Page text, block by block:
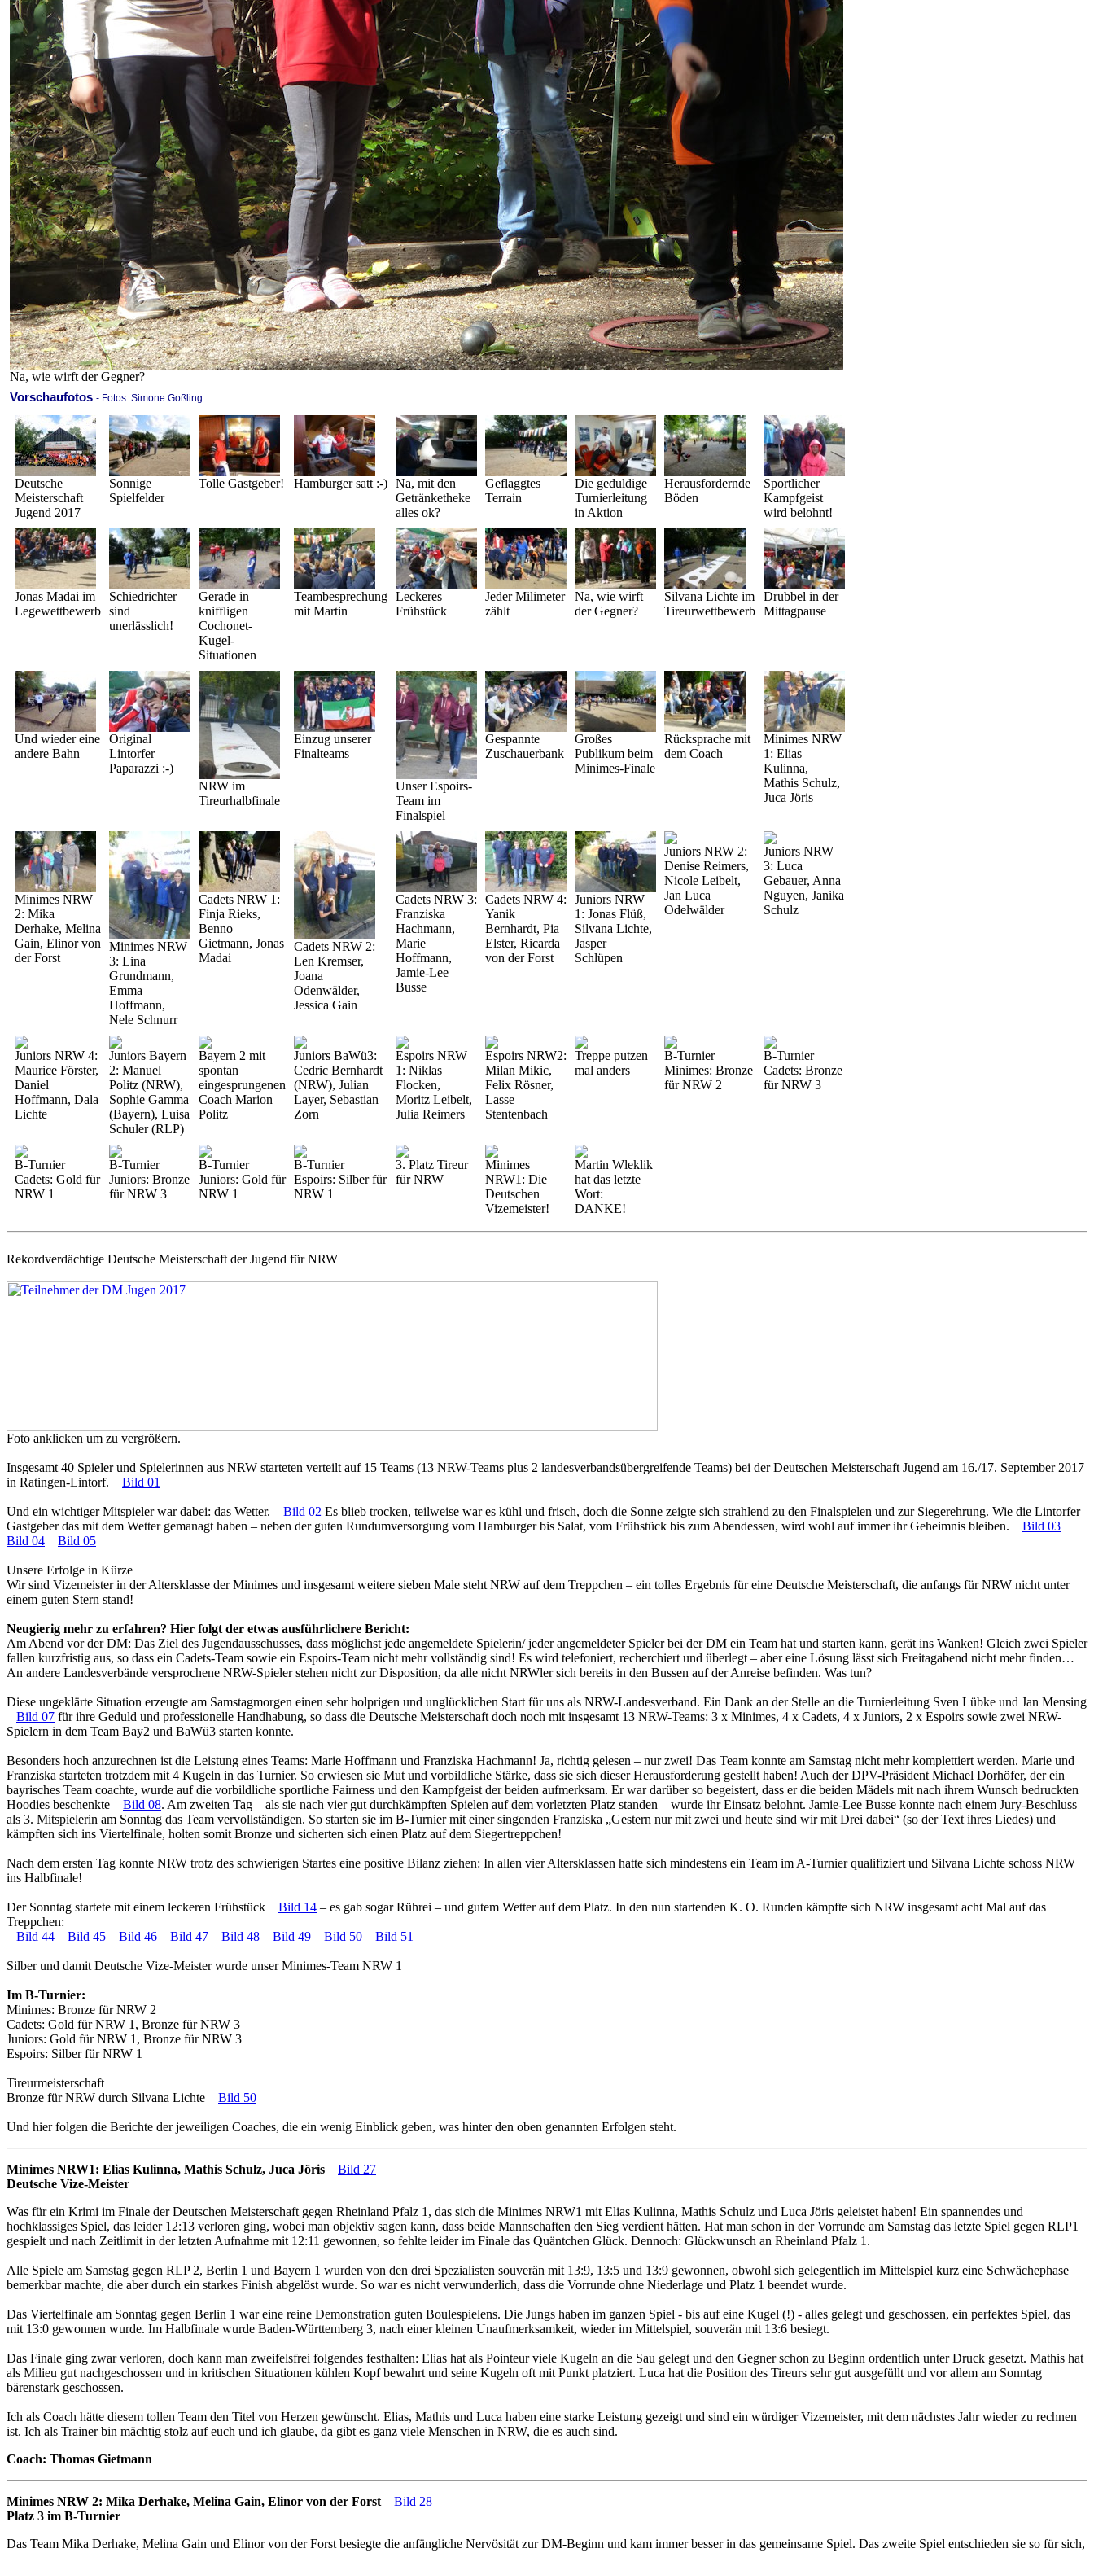
Na, wie wirft der Gegner?
Vorschaufotos - Fotos: Simone Goßling
Deutsche
Meisterschaft
Jugend 2017
Sonnige
Spielfelder
Tolle Gastgeber! Hamburger satt :-) Na, mit den
Getränketheke
alles ok?
Geflaggtes
Terrain
Die geduldige
Turnierleitung
in Aktion
Herausfordernde
Böden
Sportlicher
Kampfgeist
wird belohnt!
Jonas Madai im
Legewettbewerb
Schiedrichter
sind
unerlässlich!
Gerade in
kniffligen
Cochonet-
Kugel-
Situationen
Teambesprechung
mit Martin
Leckeres
Frühstück
Jeder Milimeter
zählt
Na, wie wirft
der Gegner?
Silvana Lichte im
Tireurwettbewerb
Drubbel in der
Mittagpause
Und wieder eine
andere Bahn
Original
Lintorfer
Paparazzi :-)
NRW im
Tireurhalbfinale
Einzug unserer
Finalteams
Unser Espoirs-
Team im
Finalspiel
Gespannte
Zuschauerbank
Großes
Publikum beim
Minimes-Finale
Rücksprache mit
dem Coach
Minimes NRW
1: Elias
Kulinna,
Mathis Schulz,
Juca Jöris
Minimes NRW
2: Mika
Derhake, Melina
Gain, Elinor von
der Forst
Minimes NRW
3: Lina
Grundmann,
Emma
Hoffmann,
Nele Schnurr
Cadets NRW 1:
Finja Rieks,
Benno
Gietmann, Jonas
Madai
Cadets NRW 2:
Len Kremser,
Joana
Odenwälder,
Jessica Gain
Cadets NRW 3:
Franziska
Hachmann,
Marie
Hoffmann,
Jamie-Lee
Busse
Cadets NRW 4:
Yanik
Bernhardt, Pia
Elster, Ricarda
von der Forst
Juniors NRW
1: Jonas Flüß,
Silvana Lichte,
Jasper
Schlüpen
Juniors NRW 2:
Denise Reimers,
Nicole Leibelt,
Jan Luca
Odelwälder
Juniors NRW
3: Luca
Gebauer, Anna
Nguyen, Janika
Schulz
Juniors NRW 4:
Maurice Förster,
Daniel
Hoffmann, Dala
Lichte
Juniors Bayern
2: Manuel
Politz (NRW),
Sophie Gamma
(Bayern), Luisa
Schuler (RLP)
Bayern 2 mit
spontan
eingesprungenen
Coach Marion
Politz
Juniors BaWü3:
Cedric Bernhardt
(NRW), Julian
Layer, Sebastian
Zorn
Espoirs NRW
1: Niklas
Flocken,
Moritz Leibelt,
Julia Reimers
Espoirs NRW2:
Milan Mikic,
Felix Rösner,
Lasse
Stentenbach
Treppe putzen
mal anders
B-Turnier
Minimes: Bronze
für NRW 2
B-Turnier
Cadets: Bronze
für NRW 3
B-Turnier
Cadets: Gold für
NRW 1
B-Turnier
Juniors: Bronze
für NRW 3
B-Turnier
Juniors: Gold für
NRW 1
B-Turnier
Espoirs: Silber für
NRW 1
3. Platz Tireur
für NRW
Minimes
NRW1: Die
Deutschen
Vizemeister!
Martin Wleklik
hat das letzte
Wort:
DANKE!
Rekordverdächtige Deutsche Meisterschaft der Jugend für NRW
Foto anklicken um zu vergrößern.
Insgesamt 40 Spieler und Spielerinnen aus NRW starteten verteilt auf 15 Teams (13 NRW-Teams plus 2 landesverbandsübergreifende Teams) bei der Deutschen Meisterschaft Jugend am 16./17. September 2017
in Ratingen-Lintorf.
Bild 01
Und ein wichtiger Mitspieler war dabei: das Wetter. Bild 02 Es blieb trocken, teilweise war es kühl und frisch, doch die Sonne zeigte sich strahlend zu den Finalspielen und zur Siegerehrung. Wie die Lintorfer
Gastgeber das mit dem Wetter gemanagt haben – neben der guten Rundumversorgung vom Hamburger bis Salat, vom Frühstück bis zum Abendessen, wird wohl auf immer ihr Geheimnis bleiben.
Bild 03
Bild 04
Bild 05
Unsere Erfolge in Kürze
Wir sind Vizemeister in der Altersklasse der Minimes und insgesamt weitere sieben Male steht NRW auf dem Treppchen – ein tolles Ergebnis für eine Deutsche Meisterschaft, die anfangs für NRW nicht unter
einem guten Stern stand!
Neugierig mehr zu erfahren? Hier folgt der etwas ausführlichere Bericht:
Am Abend vor der DM: Das Ziel des Jugendausschusses, dass möglichst jede angemeldete Spielerin/ jeder angemeldeter Spieler bei der DM ein Team hat und starten kann, gerät ins Wanken! Gleich zwei Spieler
fallen kurzfristig aus, so dass ein Cadets-Team sowie ein Espoirs-Team nicht mehr vollständig sind! Es wird telefoniert, recherchiert und überlegt – aber eine Lösung lässt sich Freitagabend nicht mehr finden…
An andere Landesverbände versprochene NRW-Spieler stehen nicht zur Disposition, da alle nicht NRWler sich bereits in den Bussen auf der Anreise befinden. Was tun?
Diese ungeklärte Situation erzeugte am Samstagmorgen einen sehr holprigen und unglücklichen Start für uns als NRW-Landesverband. Ein Dank an der Stelle an die Turnierleitung Sven Lübke und Jan Mensing
Bild 07 für ihre Geduld und professionelle Handhabung, so dass die Deutsche Meisterschaft doch noch mit insgesamt 13 NRW-Teams: 3 x Minimes, 4 x Cadets, 4 x Juniors, 2 x Espoirs sowie zwei NRW-
Spielern in dem Team Bay2 und BaWü3 starten konnte.
Besonders hoch anzurechnen ist die Leistung eines Teams: Marie Hoffmann und Franziska Hachmann! Ja, richtig gelesen – nur zwei! Das Team konnte am Samstag nicht mehr komplettiert werden. Marie und
Franziska starteten trotzdem mit 4 Kugeln in das Turnier. So erwiesen sie Mut und vorbildliche Stärke, dass sie sich dieser Herausforderung gestellt haben! Auch der DPV-Präsident Michael Dorhöfer, der ein
bayrisches Team coachte, wurde auf die vorbildliche sportliche Fairness und den Kampfgeist der beiden aufmerksam. Er war darüber so begeistert, dass er die beiden Mädels mit nach ihrem Wunsch bedruckten
Hoodies beschenkte
Bild 08. Am zweiten Tag – als sie nach vier gut durchkämpften Spielen auf dem vorletzten Platz standen – wurde ihr Einsatz belohnt. Jamie-Lee Busse konnte nach einem Jury-Beschluss
als 3. Mitspielerin am Sonntag das Team vervollständigen. So starten sie im B-Turnier mit einer singenden Franziska „Gestern nur mit zwei und heute sind wir mit Drei dabei“ (so der Text ihres Liedes) und
kämpften sich ins Viertelfinale, holten somit Bronze und sicherten sich einen Platz auf dem Siegertreppchen!
Nach dem ersten Tag konnte NRW trotz des schwierigen Startes eine positive Bilanz ziehen: In allen vier Altersklassen hatte sich mindestens ein Team im A-Turnier qualifiziert und Silvana Lichte schoss NRW
ins Halbfinale!
Der Sonntag startete mit einem leckeren Frühstück Bild 14 – es gab sogar Rührei – und gutem Wetter auf dem Platz. In den nun startenden K. O. Runden kämpfte sich NRW insgesamt acht Mal auf das
Treppchen:
Bild 44
Bild 45 Bild 46 Bild 47 Bild 48 Bild 49 Bild 50 Bild 51
Silberund damit Deutsche Vize-Meisterwurde unserMinimes-Team NRW 1
Im B-Turnier:
Minimes: Bronze für NRW 2
Cadets: Gold für NRW 1, Bronze für NRW 3
Juniors: Gold für NRW 1, Bronze für NRW 3
Espoirs: Silberfür NRW 1
Tireurmeisterschaft
Bronze für NRW durch Silvana Lichte Bild 50
Und hier folgen die Berichte der jeweiligen Coaches, die ein wenig Einblick geben, was hinter den oben genannten Erfolgen steht.
Minimes NRW1: Elias Kulinna, Mathis Schulz, Juca Jöris
Bild 27
Deutsche Vize-Meister
Was für ein Krimi im Finale der Deutschen Meisterschaft gegen Rheinland Pfalz 1, das sich die Minimes NRW1 mit Elias Kulinna, Mathis Schulz und Luca Jöris geleistet haben! Ein spannendes und
hochklassiges Spiel, das leider 12:13 verloren ging, wobei man objektiv sagen kann, dass beide Mannschaften den Sieg verdient hätten. Hat man schon in der Vorrunde am Samstag das letzte Spiel gegen RLP1
gespielt und nach Zeitlimit in der letzten Aufnahme mit 12:11 gewonnen, so fehlte leider im Finale das Quäntchen Glück. Dennoch: Glückwunsch an Rheinland Pfalz 1.
Alle Spiele am Samstag gegen RLP 2, Berlin 1 und Bayern 1 wurden von den drei Spezialisten souverän mit 13:9, 13:5 und 13:9 gewonnen, obwohl sich gelegentlich im Mittelspiel kurz eine Schwächephase
bemerkbar machte, die aber durch ein starkes Finish abgelöst wurde. So war es nicht verwunderlich, dass die Vorrunde ohne Niederlage und Platz 1 beendet wurde.
Das Viertelfinale am Sonntag gegen Berlin 1 war eine reine Demonstration guten Boulespielens. Die Jungs haben im ganzen Spiel - bis auf eine Kugel (!) - alles gelegt und geschossen, ein perfektes Spiel, das
mit 13:0 gewonnen wurde. Im Halbfinale wurde Baden-Württemberg 3, nach einer kleinen Unaufmerksamkeit, wieder im Mittelspiel, souverän mit 13:6 besiegt.
Das Finale ging zwar verloren, doch kann man zweifelsfrei folgendes festhalten: Elias hat als Pointeur viele Kugeln an die Sau gelegt und den Gegner schon zu Beginn ordentlich unter Druck gesetzt. Mathis hat
als Milieu gut nachgeschossen und in kritischen Situationen kühlen Kopf bewahrt und seine Kugeln oft mit Punkt platziert. Luca hat die Position des Tireurs sehr gut ausgefüllt und vor allem am Sonntag
bärenstark geschossen.
Ich als Coach hätte diesem tollen Team den Titel von Herzen gewünscht. Elias, Mathis und Luca haben eine starke Leistung gezeigt und sind ein würdiger Vizemeister, mit dem nächstes Jahr wieder zu rechnen
ist. Ich als Trainer bin mächtig stolz auf euch und ich glaube, da gibt es ganz viele Menschen in NRW, die es auch sind.
Coach: Thomas Gietmann
Minimes NRW 2: Mika Derhake, Melina Gain, Elinor von der Forst
Bild 28
Platz 3 im B-Turnier
Das Team Mika Derhake, Melina Gain und Elinor von der Forst besiegte die anfängliche Nervösität zur DM-Beginn und kam immer besser in das gemeinsame Spiel. Das zweite Spiel entschieden sie so für sich,